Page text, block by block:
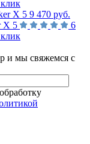
9 470 руб.
Х 5
6
и мы свяжемся с